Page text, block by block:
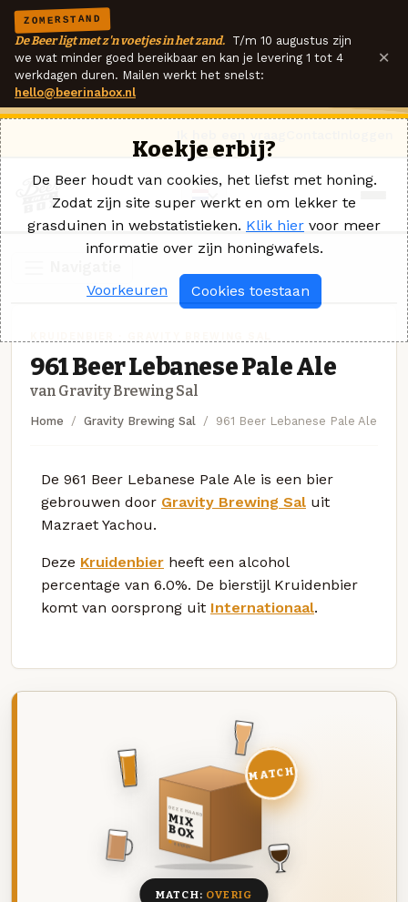
ZOMERSTAND
De Beer ligt met z'n voetjes in het zand. T/m 10 augustus zijn
we wat minder goed bereikbaar en kan je levering 1 tot 4
werkdagen duren. Mailen werkt het snelst:
hello@beerinabox.nl
×
961 Beer Lebanese Pale Ale
van Gravity Brewing Sal
Home Gravity Brewing Sal 961 Beer Lebanese Pale Ale
De 961 Beer Lebanese Pale Ale is een bier
gebrouwen door Gravity Brewing Sal uit
Mazraet Yachou.
Deze Kruidenbier heeft een alcohol
percentage van 6.0%. De bierstijl Kruidenbier
komt van oorsprong uit Internationaal.
DEZE MAAND
MIX
BOX
8 BIEREN
MATCH
MATCH: OVERIG
Koekje erbij?
De Beer houdt van cookies, het liefst met honing.
Zodat zijn site super werkt en om lekker te
grasduinen in webstatistieken. Klik hier voor meer
informatie over zijn honingwafels.
Voorkeuren Cookies toestaan